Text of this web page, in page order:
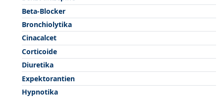
Beta-Blocker
Bronchiolytika
Cinacalcet
Corticoide
Diuretika
Expektorantien
Hypnotika